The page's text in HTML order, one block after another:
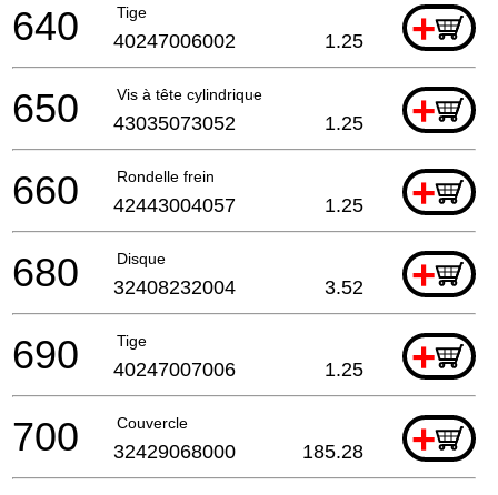
Tige +
640 40247006002 1.25
Vis à tête cylindrique +
650 43035073052 1.25
Rondelle frein +
660 42443004057 1.25
Disque +
680 32408232004 3.52
Tige +
690 40247007006 1.25
Couvercle +
700 32429068000 185.28